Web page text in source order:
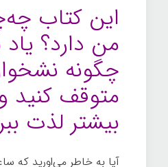
این کتاب
من دارد؟ یاد
چگونه
متوقف کنید
بیشتر لذت